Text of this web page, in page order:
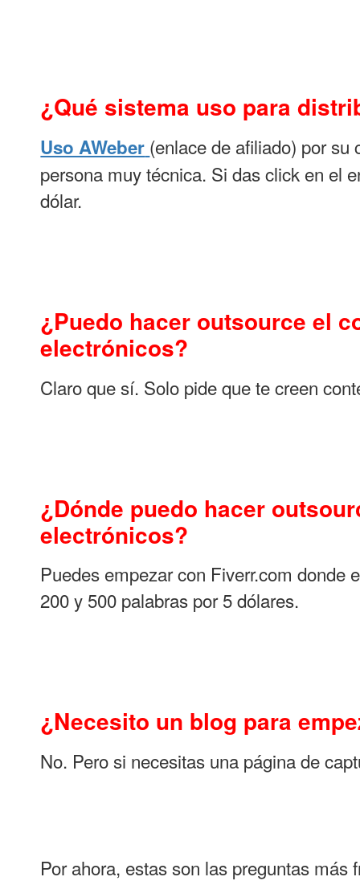
¿Qué sistema uso para
Uso AWeber (enlace de afiliado) por su
persona muy técnica. Si das click en el
dólar.
¿Puedo hacer outsource el
electrónicos?
Claro que sí. Solo pide que te creen
¿Dónde puedo hacer
electrónicos?
Puedes empezar con Fiverr.com donde
200 y 500 palabras por 5 dólares.
¿Necesito un blog para
No. Pero si necesitas una página de
Por ahora, estas son las preguntas